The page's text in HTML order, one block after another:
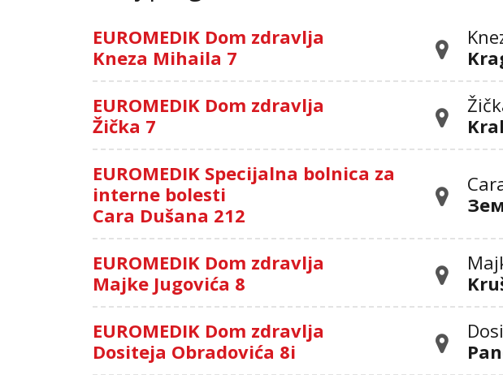
EUROMEDIK Dom zdravlja
Kneza Mihaila 7
EUROMEDIK Dom zdravlja
Žička 7
EUROMEDIK Specijalna bolnica za
interne bolesti
Cara Dušana 212
EUROMEDIK Dom zdravlja
Majke Jugovića 8
EUROMEDIK Dom zdravlja
Dositeja Obradovića 8i